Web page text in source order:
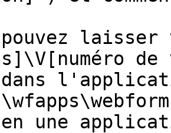
laisser
une